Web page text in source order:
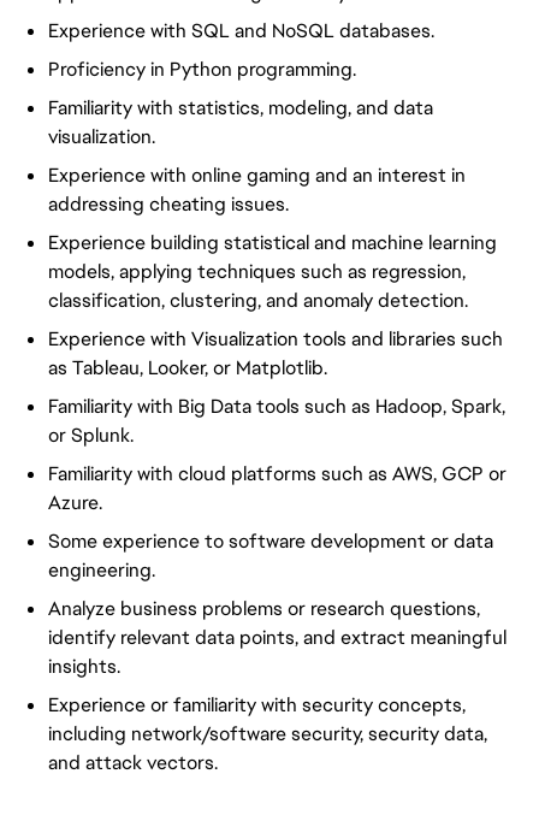
Experience with SQL and NoSQL databases.
Proficiency in Python programming.
Familiarity with statistics, modeling, and data
visualization.
Experience with online gaming and an interest in
addressing cheating issues.
Experience building statistical and machine learning
models, applying techniques such as regression,
classification, clustering, and anomaly detection.
Experience with Visualization tools and libraries such
as Tableau, Looker, or Matplotlib.
Familiarity with Big Data tools such as Hadoop, Spark,
or Splunk.
Familiarity with cloud platforms such as AWS, GCP or
Azure.
Some experience to software development or data
engineering.
Analyze business problems or research questions,
identify relevant data points, and extract meaningful
insights.
Experience or familiarity with security concepts,
including network/software security, security data,
and attack vectors.